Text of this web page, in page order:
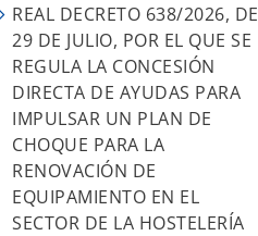
REAL DECRETO 638/2026, DE
29 DE JULIO, POR EL QUE SE
REGULA LA CONCESIÓN
DIRECTA DE AYUDAS PARA
IMPULSAR UN PLAN DE
CHOQUE PARA LA
RENOVACIÓN DE
EQUIPAMIENTO EN EL
SECTOR DE LA HOSTELERÍA